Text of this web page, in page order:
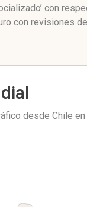
con
con revisiones
desde Chile